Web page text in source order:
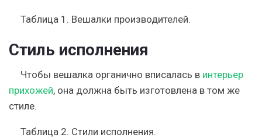
Таблица 1. Вешалки производителей.
Стиль исполнения
Чтобы вешалка органично вписалась в интерьер
прихожей, она должна быть изготовлена в том же
стиле.
Таблица 2. Стили исполнения.